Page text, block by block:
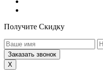
Получите Скидку
X